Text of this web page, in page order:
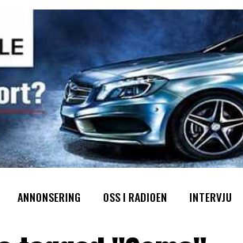
ANNONSERING OSS I RADIOEN INTERVJU